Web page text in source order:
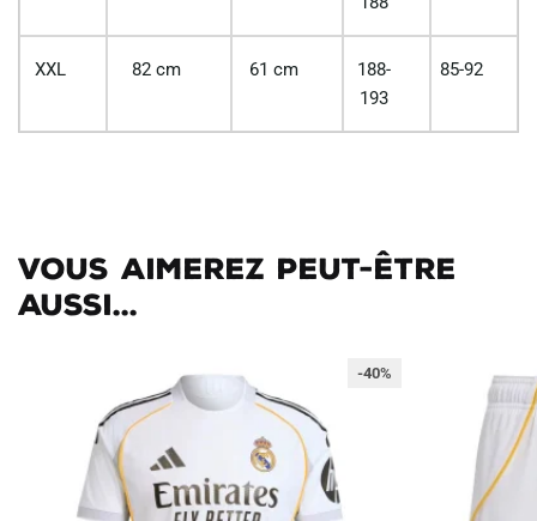
XXL 82 cm 61 cm
188-
193
85-92
Vous aimerez peut-être
aussi...
-40%